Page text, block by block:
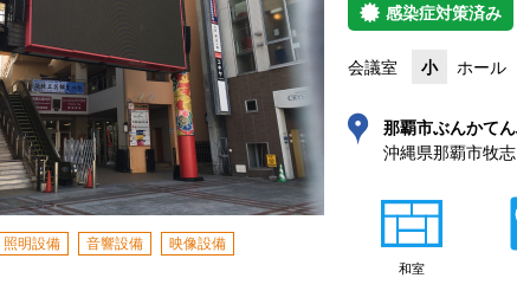
照明設備 音響設備 映像設備
感染症対策済み
会議室 小 ホール
那覇市ぶんかて
沖縄県那覇市牧
和室